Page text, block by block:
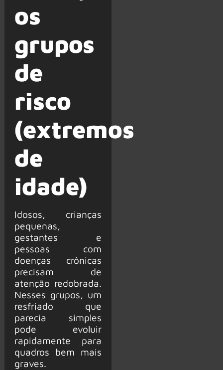
os
grupos
de
risco
(extremos
de
idade)
Idosos, crianças
pequenas,
gestantes e
pessoas com
doenças crônicas
precisam de
atenção redobrada.
Nesses grupos, um
resfriado que
parecia simples
pode evoluir
rapidamente para
quadros bem mais
graves.